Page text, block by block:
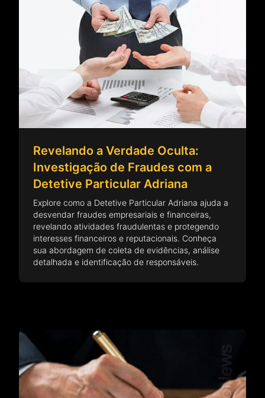
Revelando a Verdade Oculta:
Investigação de Fraudes com a
Detetive Particular Adriana
Explore como a Detetive Particular Adriana ajuda a
desvendar fraudes empresariais e financeiras,
revelando atividades fraudulentas e protegendo
interesses financeiros e reputacionais. Conheça
sua abordagem de coleta de evidências, análise
detalhada e identificação de responsáveis.